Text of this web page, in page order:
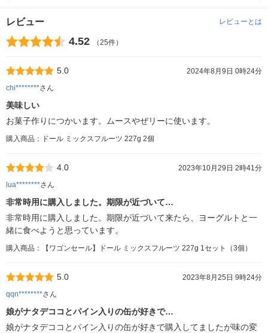
レビュー レビューとは
4.52 （25件）
5.0
2024年8月9日 0時24分
chi********さん
美味しい
お菓子作りにつかいます。ムースやぜリーに使います。
購入商品：ドール ミックスフルーツ 227g 2個
4.0
2023年10月29日 2時41分
lua********さん
非常時用に購入しました。期限が近づいて…
非常時用に購入しました。期限が近づいて来たら、ヨーグルトと一
緒に食べようと思っています。
購入商品：【ワゴンセール】ドール ミックスフルーツ 227g 1セット（3個）
5.0
2023年8月25日 9時24分
qqn********さん
娘がナタデココとパイン入りの缶が好きで…
娘がナタデココとパイン入りの缶が好きで購入してましたが味の変